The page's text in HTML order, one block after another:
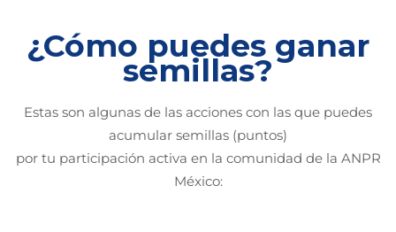
¿Cómo puedes ganar
semillas?
Estas son algunas de las acciones con las que puedes
acumular semillas (puntos)
por tu participación activa en la comunidad de la ANPR
México: